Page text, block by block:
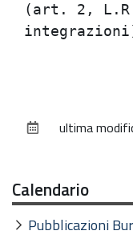
(art. 2,
documento
ultima
Calendario
Pubblicazioni